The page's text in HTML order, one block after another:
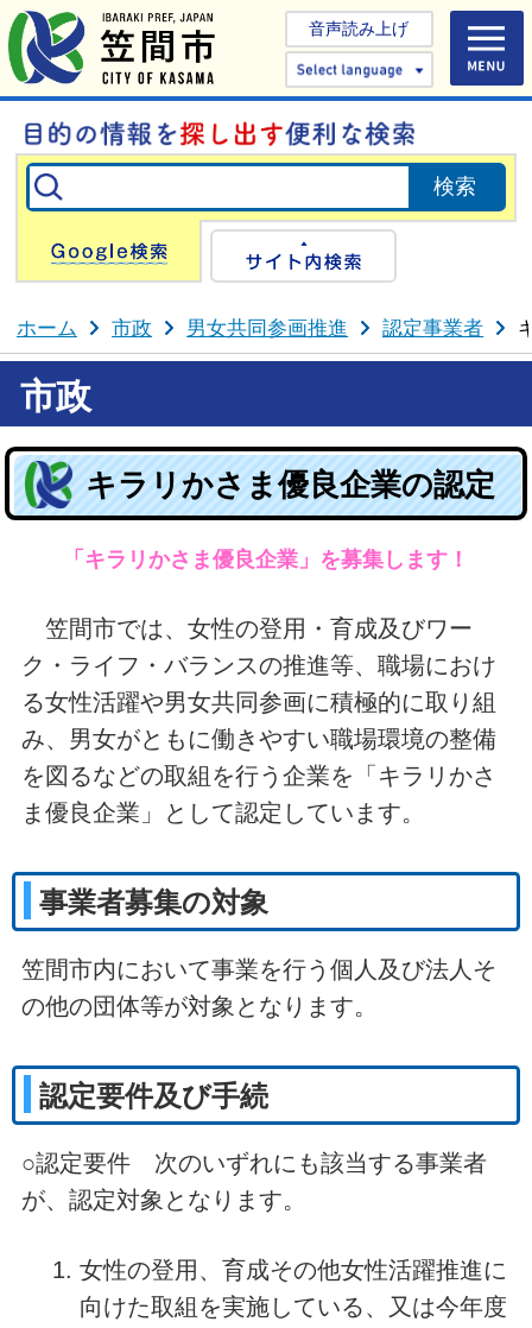
音声読み上げ
Select
Google検索
ホーム 市政 男女共同参画推進 認定事業者
市政
キラリかさま優良企業の認定
「キラリかさま優良企業」を募集します！
笠間市では、女性の登用・育成及びワー
ク・ライフ・バランスの推進等、職場におけ
る女性活躍や男女共同参画に積極的に取り組
み、男女がともに働きやすい職場環境の整備
を図るなどの取組を行う企業を「キラリかさ
ま優良企業」として認定しています。
事業者募集の対象
笠間市内において事業を行う個人及び法人そ
の他の団体等が対象となります。
認定要件及び手続
○認定要件 次のいずれにも該当する事業者
が、認定対象となります。
女性の登用、育成その他女性活躍推進に
向けた取組を実施している、又は今年度